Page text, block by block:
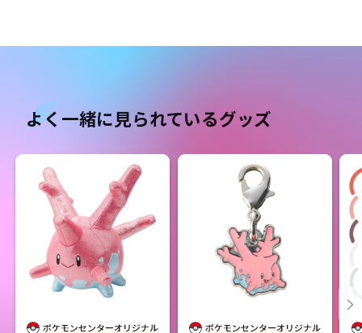
よく一緒に見られているグッズ